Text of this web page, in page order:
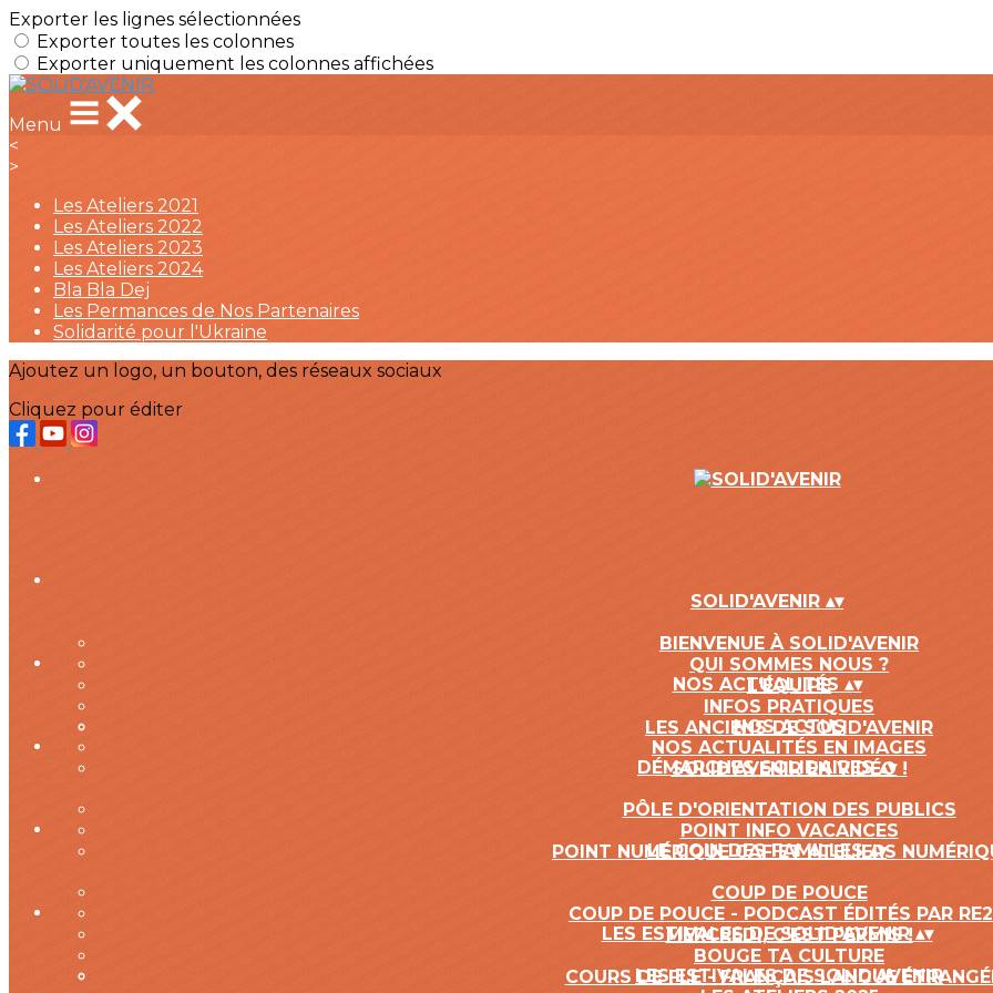
Exporter les lignes sélectionnées
Exporter toutes les colonnes
Exporter uniquement les colonnes affichées
Menu
<
>
Les Ateliers 2021
Les Ateliers 2022
Les Ateliers 2023
Les Ateliers 2024
Bla Bla Dej
Les Permances de Nos Partenaires
Solidarité pour l'Ukraine
Ajoutez un logo, un bouton, des réseaux sociaux
Cliquez pour éditer
SOLID'AVENIR ▴▾
BIENVENUE À SOLID'AVENIR
QUI SOMMES NOUS ?
L'ÉQUIPE
INFOS PRATIQUES
LES ANCIENS DE SOLID'AVENIR
NOS ACTUALITÉS ▴▾
NOS ACTUS
NOS ACTUALITÉS EN IMAGES
SOLID'AVENIR EN VIDÉO !
DÉMARCHES SOLIDAIRES▴▾
PÔLE D'ORIENTATION DES PUBLICS
POINT INFO VACANCES
POINT NUMÉRIQUE CAF ET ATELIERS
LE COIN DES FAMILLES▴▾
COUP DE POUCE
COUP DE POUCE - PODCAST ÉDITÉS PAR
MERCREDI, C'EST PERMIS !
BOUGE TA CULTURE
COURS DE FLE - FRANÇAIS LANGUE
LES ESTIVALES DE SOLID'AVENIR▴▾
LES ESTIVALES DE SOLID'AVENIR